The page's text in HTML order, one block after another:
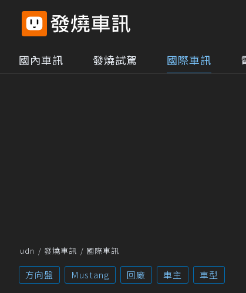
國內車訊 發燒試駕 國際車訊
udn 發燒車訊 國際車訊
方向盤 Mustang 回廠 車主 車型